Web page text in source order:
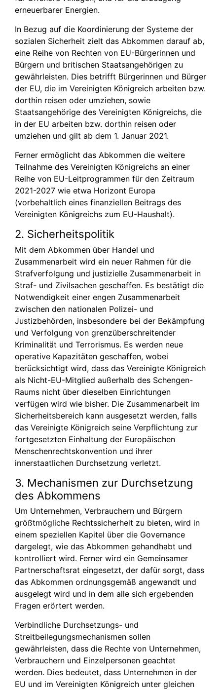
erneuerbarer Energien.
In Bezug auf die Koordinierung der Systeme der
sozialen Sicherheit zielt das Abkommen darauf ab,
eine Reihe von Rechten von EU-Bürgerinnen und
Bürgern und britischen Staatsangehörigen zu
gewährleisten. Dies betrifft Bürgerinnen und Bürger
der EU, die im Vereinigten Königreich arbeiten bzw.
dorthin reisen oder umziehen, sowie
Staatsangehörige des Vereinigten Königreichs, die
in der EU arbeiten bzw. dorthin reisen oder
umziehen und gilt ab dem 1. Januar 2021.
Ferner ermöglicht das Abkommen die weitere
Teilnahme des Vereinigten Königreichs an einer
Reihe von EU-Leitprogrammen für den Zeitraum
2021-2027 wie etwa Horizont Europa
(vorbehaltlich eines finanziellen Beitrags des
Vereinigten Königreichs zum EU-Haushalt).
2. Sicherheitspolitik
Mit dem Abkommen über Handel und
Zusammenarbeit wird ein neuer Rahmen für die
Strafverfolgung und justizielle Zusammenarbeit in
Straf- und Zivilsachen geschaffen. Es bestätigt die
Notwendigkeit einer engen Zusammenarbeit
zwischen den nationalen Polizei- und
Justizbehörden, insbesondere bei der Bekämpfung
und Verfolgung von grenzüberschreitender
Kriminalität und Terrorismus. Es werden neue
operative Kapazitäten geschaffen, wobei
berücksichtigt wird, dass das Vereinigte Königreich
als Nicht-EU-Mitglied außerhalb des Schengen-
Raums nicht über dieselben Einrichtungen
verfügen wird wie bisher. Die Zusammenarbeit im
Sicherheitsbereich kann ausgesetzt werden, falls
das Vereinigte Königreich seine Verpflichtung zur
fortgesetzten Einhaltung der Europäischen
Menschenrechtskonvention und ihrer
innerstaatlichen Durchsetzung verletzt.
3. Mechanismen zur Durchsetzung
des Abkommens
Um Unternehmen, Verbrauchern und Bürgern
größtmögliche Rechtssicherheit zu bieten, wird in
einem speziellen Kapitel über die Governance
dargelegt, wie das Abkommen gehandhabt und
kontrolliert wird. Ferner wird ein Gemeinsamer
Partnerschaftsrat eingesetzt, der dafür sorgt, dass
das Abkommen ordnungsgemäß angewandt und
ausgelegt wird und in dem alle sich ergebenden
Fragen erörtert werden.
Verbindliche Durchsetzungs- und
Streitbeilegungsmechanismen sollen
gewährleisten, dass die Rechte von Unternehmen,
Verbrauchern und Einzelpersonen geachtet
werden. Dies bedeutet, dass Unternehmen in der
EU und im Vereinigten Königreich unter gleichen